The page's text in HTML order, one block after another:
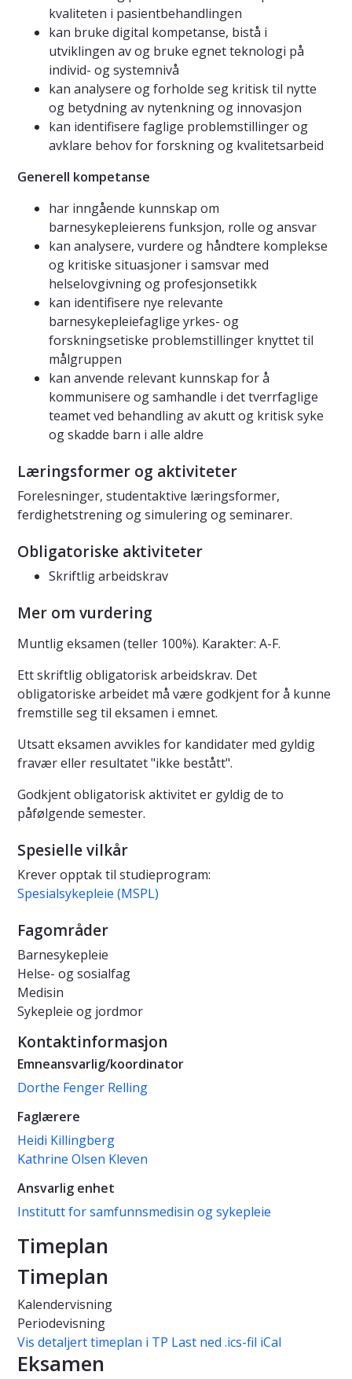
kvaliteten i pasientbehandlingen
kan bruke digital kompetanse, bistå i
utviklingen av og bruke egnet teknologi på
individ- og systemnivå
kan analysere og forholde seg kritisk til nytte
og betydning av nytenkning og innovasjon
kan identifisere faglige problemstillinger og
avklare behov for forskning og kvalitetsarbeid
Generell kompetanse
har inngående kunnskap om
barnesykepleierens funksjon, rolle og ansvar
kan analysere, vurdere og håndtere komplekse
og kritiske situasjoner i samsvar med
helselovgivning og profesjonsetikk
kan identifisere nye relevante
barnesykepleiefaglige yrkes- og
forskningsetiske problemstillinger knyttet til
målgruppen
kan anvende relevant kunnskap for å
kommunisere og samhandle i det tverrfaglige
teamet ved behandling av akutt og kritisk syke
og skadde barn i alle aldre
Læringsformer og aktiviteter
Forelesninger, studentaktive læringsformer,
ferdighetstrening og simulering og seminarer.
Obligatoriske aktiviteter
Skriftlig arbeidskrav
Mer om vurdering
Muntlig eksamen (teller 100%). Karakter: A-F.
Ett skriftlig obligatorisk arbeidskrav. Det
obligatoriske arbeidet må være godkjent for å kunne
fremstille seg til eksamen i emnet.
Utsatt eksamen avvikles for kandidater med gyldig
fravær eller resultatet "ikke bestått".
Godkjent obligatorisk aktivitet er gyldig de to
påfølgende semester.
Spesielle vilkår
Krever opptak til studieprogram:
Spesialsykepleie (MSPL)
Fagområder
Barnesykepleie
Helse- og sosialfag
Medisin
Sykepleie og jordmor
Kontaktinformasjon
Emneansvarlig/koordinator
Dorthe Fenger Relling
Faglærere
Heidi Killingberg
Kathrine Olsen Kleven
Ansvarlig enhet
Institutt for samfunnsmedisin og sykepleie
Timeplan
Timeplan
Kalendervisning
Periodevisning
Vis detaljert timeplan i TP Last ned .ics-fil iCal
Eksamen